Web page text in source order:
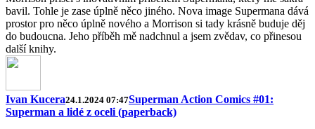
bavil. Tohle je zase úplně něco jiného. Nova image Supermana dává
prostor pro něco úplně nového a Morrison si tady krásně buduje děj
do budoucna. Jeho příběh mě nadchnul a jsem zvědav, co přinesou
další knihy.
Ivan Kucera24.1.2024 07:47Superman Action Comics #01:
Superman a lidé z oceli (paperback)